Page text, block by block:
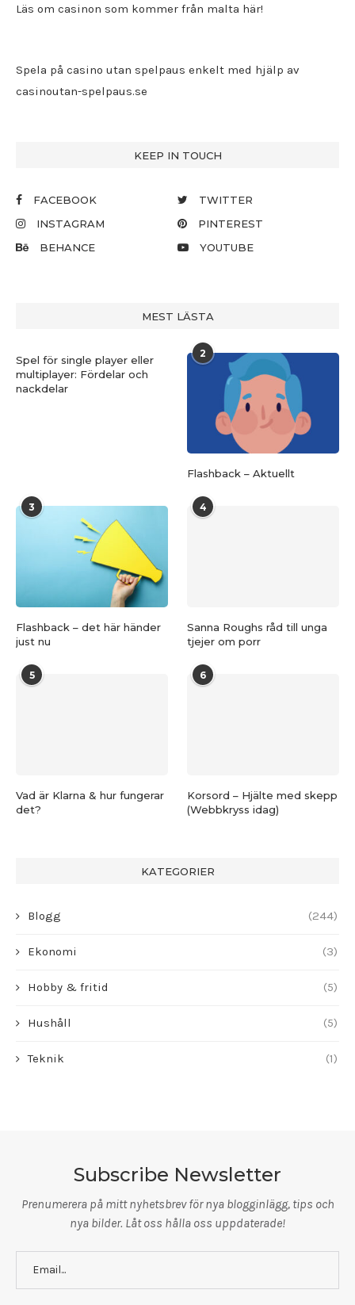
Läs om casinon som kommer från malta här!
Spela på casino utan spelpaus enkelt med hjälp av
casinoutan-spelpaus.se
KEEP IN TOUCH
FACEBOOK
TWITTER
INSTAGRAM
PINTEREST
BEHANCE
YOUTUBE
MEST LÄSTA
Spel för single player eller
multiplayer: Fördelar och
nackdelar
2
Flashback – Aktuellt
3
Flashback – det här händer
just nu
4
Sanna Roughs råd till unga
tjejer om porr
5
Vad är Klarna & hur fungerar
det?
6
Korsord – Hjälte med skepp
(Webbkryss idag)
KATEGORIER
Blogg (244)
Ekonomi (3)
Hobby & fritid (5)
Hushåll (5)
Teknik (1)
Subscribe Newsletter
Prenumerera på mitt nyhetsbrev för nya blogginlägg, tips och
nya bilder. Låt oss hålla oss uppdaterade!